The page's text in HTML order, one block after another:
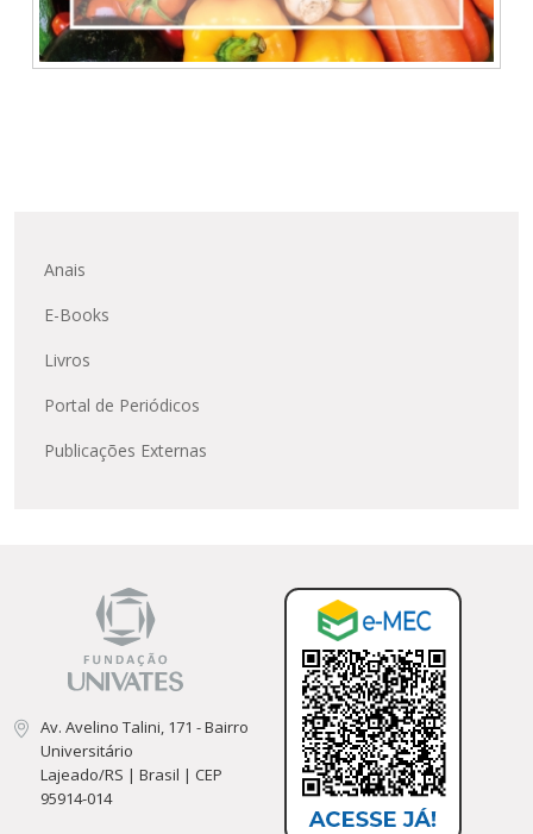
Anais
E-Books
Livros
Portal de Periódicos
Publicações Externas
Av. Avelino Talini, 171 - Bairro
Universitário
Lajeado/RS | Brasil | CEP
95914-014